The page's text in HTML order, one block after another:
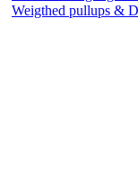
Weigthed pullups &